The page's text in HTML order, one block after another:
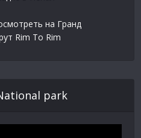
на Гранд
Rim To Rim
park